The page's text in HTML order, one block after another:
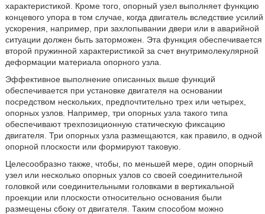
характеристикой. Кроме того, опорный узел выполняет функцию
концевого упора в том случае, когда двигатель вследствие усилий
ускорения, например, при захлопывании двери или в аварийной
ситуации должен быть заторможен. Эта функция обеспечивается
второй пружинной характеристикой за счет внутримолекулярной
деформации материала опорного узла.
Эффективное выполнение описанных выше функций
обеспечивается при установке двигателя на основании
посредством нескольких, предпочтительно трех или четырех,
опорных узлов. Например, три опорных узла такого типа
обеспечивают трехпозиционную статическую фиксацию
двигателя. Три опорных узла размещаются, как правило, в одной
опорной плоскости или формируют таковую.
Целесообразно также, чтобы, по меньшей мере, один опорный
узел или несколько опорных узлов со своей соединительной
головкой или соединительными головками в вертикальной
проекции или плоскости относительно основания были
размещены сбоку от двигателя. Таким способом можно